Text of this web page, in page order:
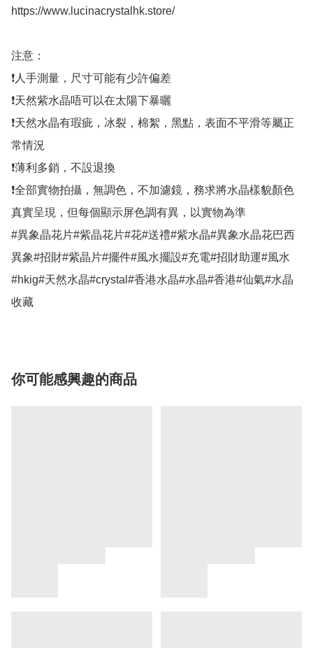
https://www.lucinacrystalhk.store/
注意：
❗人手測量，尺寸可能有少許偏差
❗天然紫水晶唔可以在太陽下暴曬
❗天然水晶有瑕疵，冰裂，棉絮，黑點，表面不平滑等屬正
常情況
❗薄利多銷，不設退換
❗全部實物拍攝，無調色，不加濾鏡，務求將水晶樣貌顏色
真實呈現，但每個顯示屏色調有異，以實物為準
#異象晶花片#紫晶花片#花#送禮#紫水晶#異象水晶花巴西
異象#招財#紫晶片#擺件#風水擺設#充電#招財助運#風水
#hkig#天然水晶#crystal#香港水晶#水晶#香港#仙氣#水晶
收藏
你可能感興趣的商品